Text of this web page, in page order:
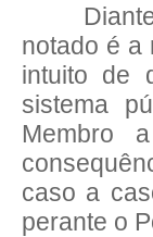
notado é a
intuito de
sistema
Membro
caso a
perante o